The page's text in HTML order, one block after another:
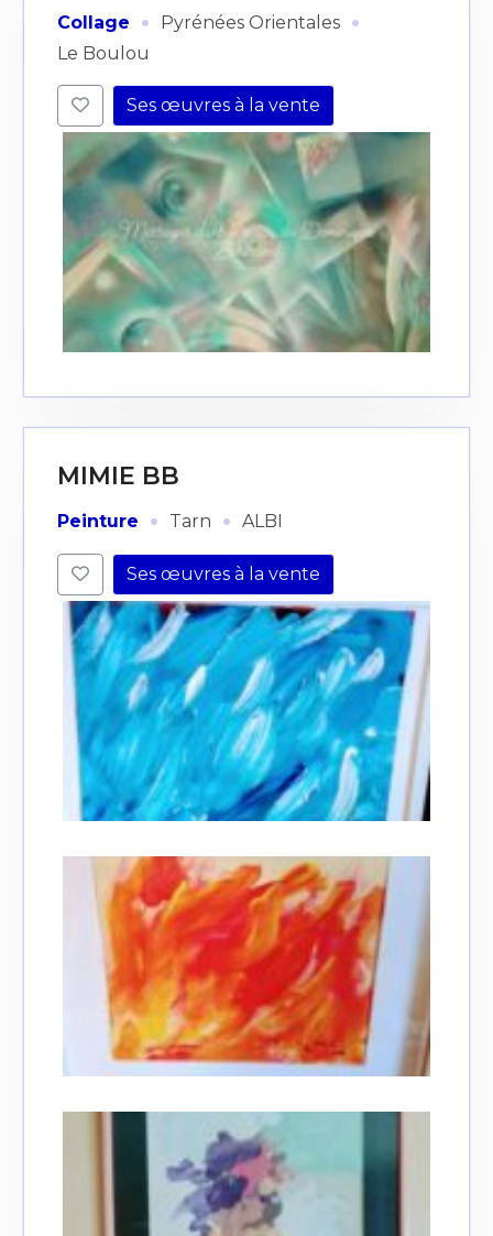
Collage · Pyrénées Orientales ·
Le Boulou
Ses œuvres à la vente
MIMIE BB
Peinture · Tarn · ALBI
Ses œuvres à la vente